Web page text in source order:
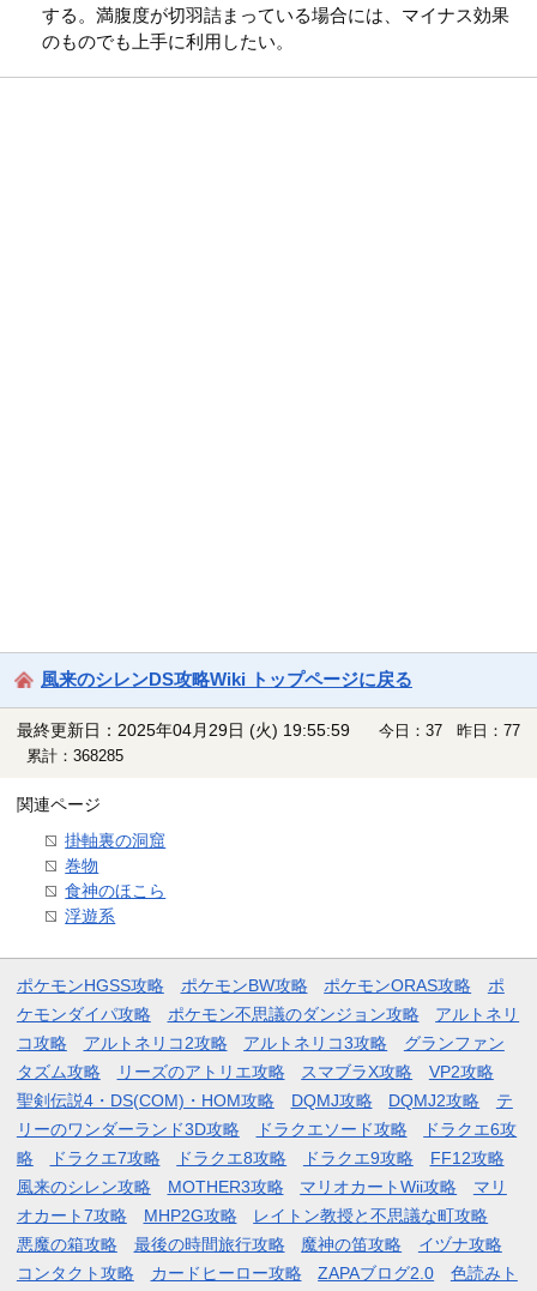
する。満腹度が切羽詰まっている場合には、マイナス効果
のものでも上手に利用したい。
風来のシレンDS攻略Wiki トップページに戻る
最終更新日：2025年04月29日 (火) 19:55:59
今日：37 昨日：77
累計：368285
関連ページ
掛軸裏の洞窟
巻物
食神のほこら
浮遊系
ポケモンHGSS攻略 ポケモンBW攻略 ポケモンORAS攻略
ポ
ケモンダイパ攻略
ポケモン不思議のダンジョン攻略
アルトネリ
コ攻略
アルトネリコ2攻略 アルトネリコ3攻略
グランファン
タズム攻略
リーズのアトリエ攻略 スマブラX攻略
VP2攻略
聖剣伝説4・DS(COM)・HOM攻略
DQMJ攻略 DQMJ2攻略
テ
リーのワンダーランド3D攻略
ドラクエソード攻略
ドラクエ6攻
略
ドラクエ7攻略 ドラクエ8攻略 ドラクエ9攻略
FF12攻略
風来のシレン攻略
MOTHER3攻略 マリオカートWii攻略
マリ
オカート7攻略
MHP2G攻略
レイトン教授と不思議な町攻略
悪魔の箱攻略
最後の時間旅行攻略 魔神の笛攻略
イヅナ攻略
コンタクト攻略
カードヒーロー攻略 ZAPAブログ2.0 色読みト